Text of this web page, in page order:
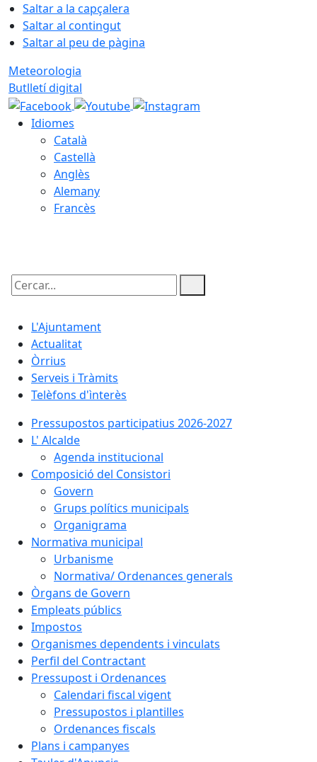
Saltar a la capçalera
Saltar al contingut
Saltar al peu de pàgina
Meteorologia
Butlletí digital
Idiomes
Català
Castellà
Anglès
Alemany
Francès
Cercar:
L'Ajuntament
Actualitat
Òrrius
Serveis i Tràmits
Telèfons d'ìnterès
Pressupostos participatius 2026-2027
L' Alcalde
Agenda institucional
Composició del Consistori
Govern
Grups polítics municipals
Organigrama
Normativa municipal
Urbanisme
Normativa/ Ordenances generals
Òrgans de Govern
Empleats públics
Impostos
Organismes dependents i vinculats
Perfil del Contractant
Pressupost i Ordenances
Calendari fiscal vigent
Pressupostos i plantilles
Ordenances fiscals
Plans i campanyes